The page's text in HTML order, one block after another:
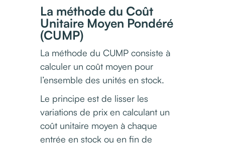
La méthode du Coût
Unitaire Moyen Pondéré
(CUMP)
La méthode du CUMP consiste à
calculer un coût moyen pour
l’ensemble des unités en stock.
Le principe est de lisser les
variations de prix en calculant un
coût unitaire moyen à chaque
entrée en stock ou en fin de